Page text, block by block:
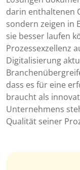
darin enthaltenen
sondern zeigen in
sie besser laufen
Prozessexzellenz
Digitalisierung
dass es für eine
braucht als
Unternehmens
Qualität seiner